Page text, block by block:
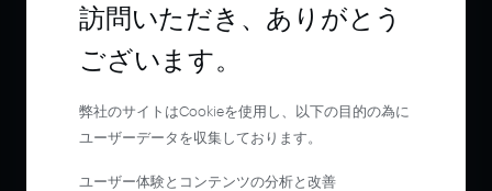
訪問いただき、ありがとう
ございます。
弊社のサイトはCookieを使用し、以下の目的の為に
ユーザーデータを収集しております。
ユーザー体験とコンテンツの分析と改善